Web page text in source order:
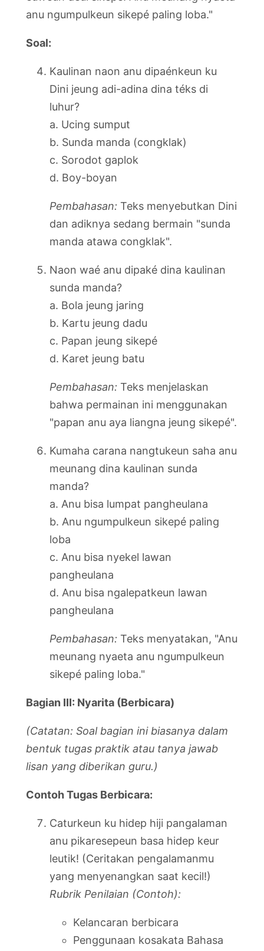
anu ngumpulkeun sikepé paling loba."
Soal:
Kaulinan naon anu dipaénkeun ku
Dini jeung adi-adina dina téks di
luhur?
a. Ucing sumput
b. Sunda manda (congklak)
c. Sorodot gaplok
d. Boy-boyan
Pembahasan: Teks menyebutkan Dini
dan adiknya sedang bermain "sunda
manda atawa congklak".
Naon waé anu dipaké dina kaulinan
sunda manda?
a. Bola jeung jaring
b. Kartu jeung dadu
c. Papan jeung sikepé
d. Karet jeung batu
Pembahasan: Teks menjelaskan
bahwa permainan ini menggunakan
"papan anu aya liangna jeung sikepé".
Kumaha carana nangtukeun saha anu
meunang dina kaulinan sunda
manda?
a. Anu bisa lumpat pangheulana
b. Anu ngumpulkeun sikepé paling
loba
c. Anu bisa nyekel lawan
pangheulana
d. Anu bisa ngalepatkeun lawan
pangheulana
Pembahasan: Teks menyatakan, "Anu
meunang nyaeta anu ngumpulkeun
sikepé paling loba."
Bagian III: Nyarita (Berbicara)
(Catatan: Soal bagian ini biasanya dalam
bentuk tugas praktik atau tanya jawab
lisan yang diberikan guru.)
Contoh Tugas Berbicara:
Caturkeun ku hidep hiji pangalaman
anu pikaresepeun basa hidep keur
leutik! (Ceritakan pengalamanmu
yang menyenangkan saat kecil!)
Rubrik Penilaian (Contoh):
Kelancaran berbicara
Penggunaan kosakata Bahasa